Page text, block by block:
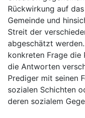
Rückwirkung auf
Gemeinde und
Streit der
abgeschätzt
konkreten Frage
die Antworten
Prediger mit seinen
sozialen Schichten
deren sozialem